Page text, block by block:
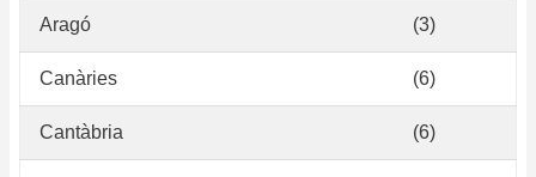
Aragó (3)
Canàries (6)
Cantàbria (6)